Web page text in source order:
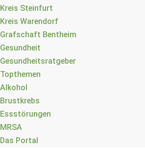
Kreis Steinfurt
Kreis Warendorf
Grafschaft Bentheim
Gesundheit
Gesundheitsratgeber
Topthemen
Alkohol
Brustkrebs
Essstörungen
MRSA
Das Portal